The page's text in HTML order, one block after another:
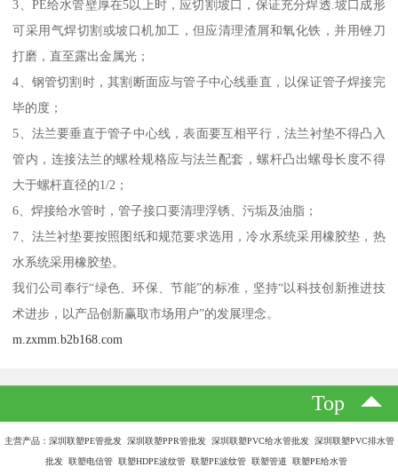
3、PE给水管壁厚在5以上时，应切割坡口，保证充分焊透.坡口成形
可采用气焊切割或坡口机加工，但应清理渣屑和氧化铁，并用锉刀
打磨，直至露出金属光；
4、钢管切割时，其割断面应与管子中心线垂直，以保证管子焊接完
毕的度；
5、法兰要垂直于管子中心线，表面要互相平行，法兰衬垫不得凸入
管内，连接法兰的螺栓规格应与法兰配套，螺杆凸出螺母长度不得
大于螺杆直径的1/2；
6、焊接给水管时，管子接口要清理浮锈、污垢及油脂；
7、法兰衬垫要按照图纸和规范要求选用，冷水系统采用橡胶垫，热
水系统采用橡胶垫。
我们公司奉行“绿色、环保、节能”的标准，坚持“以科技创新推进技
术进步，以产品创新赢取市场用户”的发展理念。
m.zxmm.b2b168.com
Top
主营产品：深圳联塑PE管批发 深圳联塑PPR管批发 深圳联塑PVC给水管批发 深圳联塑PVC排水管
批发 联塑电信管 联塑HDPE波纹管 联塑PE波纹管 联塑管道 联塑PE给水管